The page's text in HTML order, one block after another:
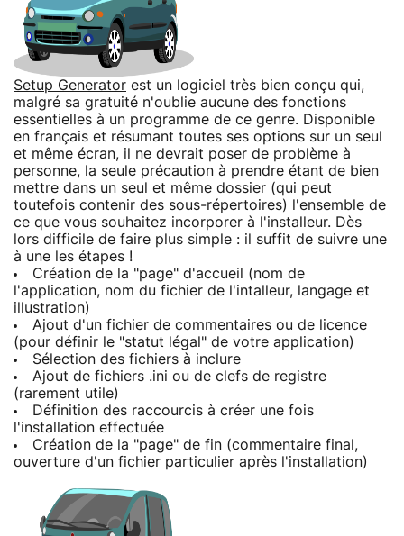
Setup Generator est un logiciel très bien conçu qui,
malgré sa gratuité n'oublie aucune des fonctions
essentielles à un programme de ce genre. Disponible
en français et résumant toutes ses options sur un seul
et même écran, il ne devrait poser de problème à
personne, la seule précaution à prendre étant de bien
mettre dans un seul et même dossier (qui peut
toutefois contenir des sous-répertoires) l'ensemble de
ce que vous souhaitez incorporer à l'installeur. Dès
lors difficile de faire plus simple : il suffit de suivre une
à une les étapes !
Création de la "page" d'accueil (nom de
l'application, nom du fichier de l'intalleur, langage et
illustration)
Ajout d'un fichier de commentaires ou de licence
(pour définir le "statut légal" de votre application)
Sélection des fichiers à inclure
Ajout de fichiers .ini ou de clefs de registre
(rarement utile)
Définition des raccourcis à créer une fois
l'installation effectuée
Création de la "page" de fin (commentaire final,
ouverture d'un fichier particulier après l'installation)